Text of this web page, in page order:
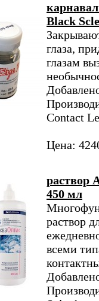
Black
глаза,
глазам
Contact
Цена:
раствор
450 мл
раствор
всеми